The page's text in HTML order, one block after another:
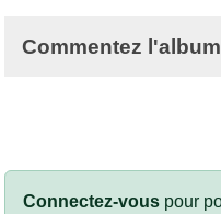
Commentez l'album
Connectez-vous pour